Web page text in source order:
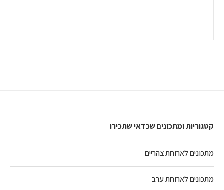
קטגוריות ומתכונים שכדאי שתכירו
מתכונים לארוחת צהריים
מתכונים לארוחת ערב